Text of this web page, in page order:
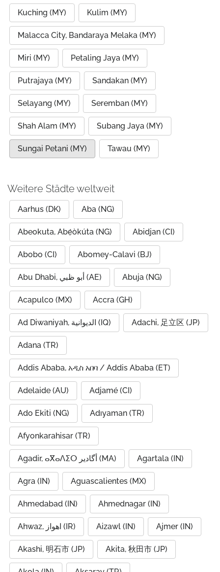
Kuching (MY) Kulim (MY)
Malacca City, Bandaraya Melaka (MY)
Miri (MY) Petaling Jaya (MY)
Putrajaya (MY) Sandakan (MY)
Selayang (MY) Seremban (MY)
Shah Alam (MY) Subang Jaya (MY)
Sungai Petani (MY) Tawau (MY)
Weitere Städte weltweit
Aarhus (DK) Aba (NG)
Abeokuta, Abẹ́òkúta (NG) Abidjan (CI)
Abobo (CI) Abomey-Calavi (BJ)
Abu Dhabi, أبو ظبي (AE) Abuja (NG)
Acapulco (MX) Accra (GH)
Ad Diwaniyah, الديوانية (IQ) Adachi, 足立区 (JP)
Adana (TR)
Addis Ababa, አዲስ አበባ / Addis Ababa (ET)
Adelaide (AU) Adjamé (CI)
Ado Ekiti (NG) Adıyaman (TR)
Afyonkarahisar (TR)
Agadir, ⴰⴳⴰⴷⵉⵔ أگادیر (MA) Agartala (IN)
Agra (IN) Aguascalientes (MX)
Ahmedabad (IN) Ahmednagar (IN)
Ahwaz, اهواز (IR) Aizawl (IN) Ajmer (IN)
Akashi, 明石市 (JP) Akita, 秋田市 (JP)